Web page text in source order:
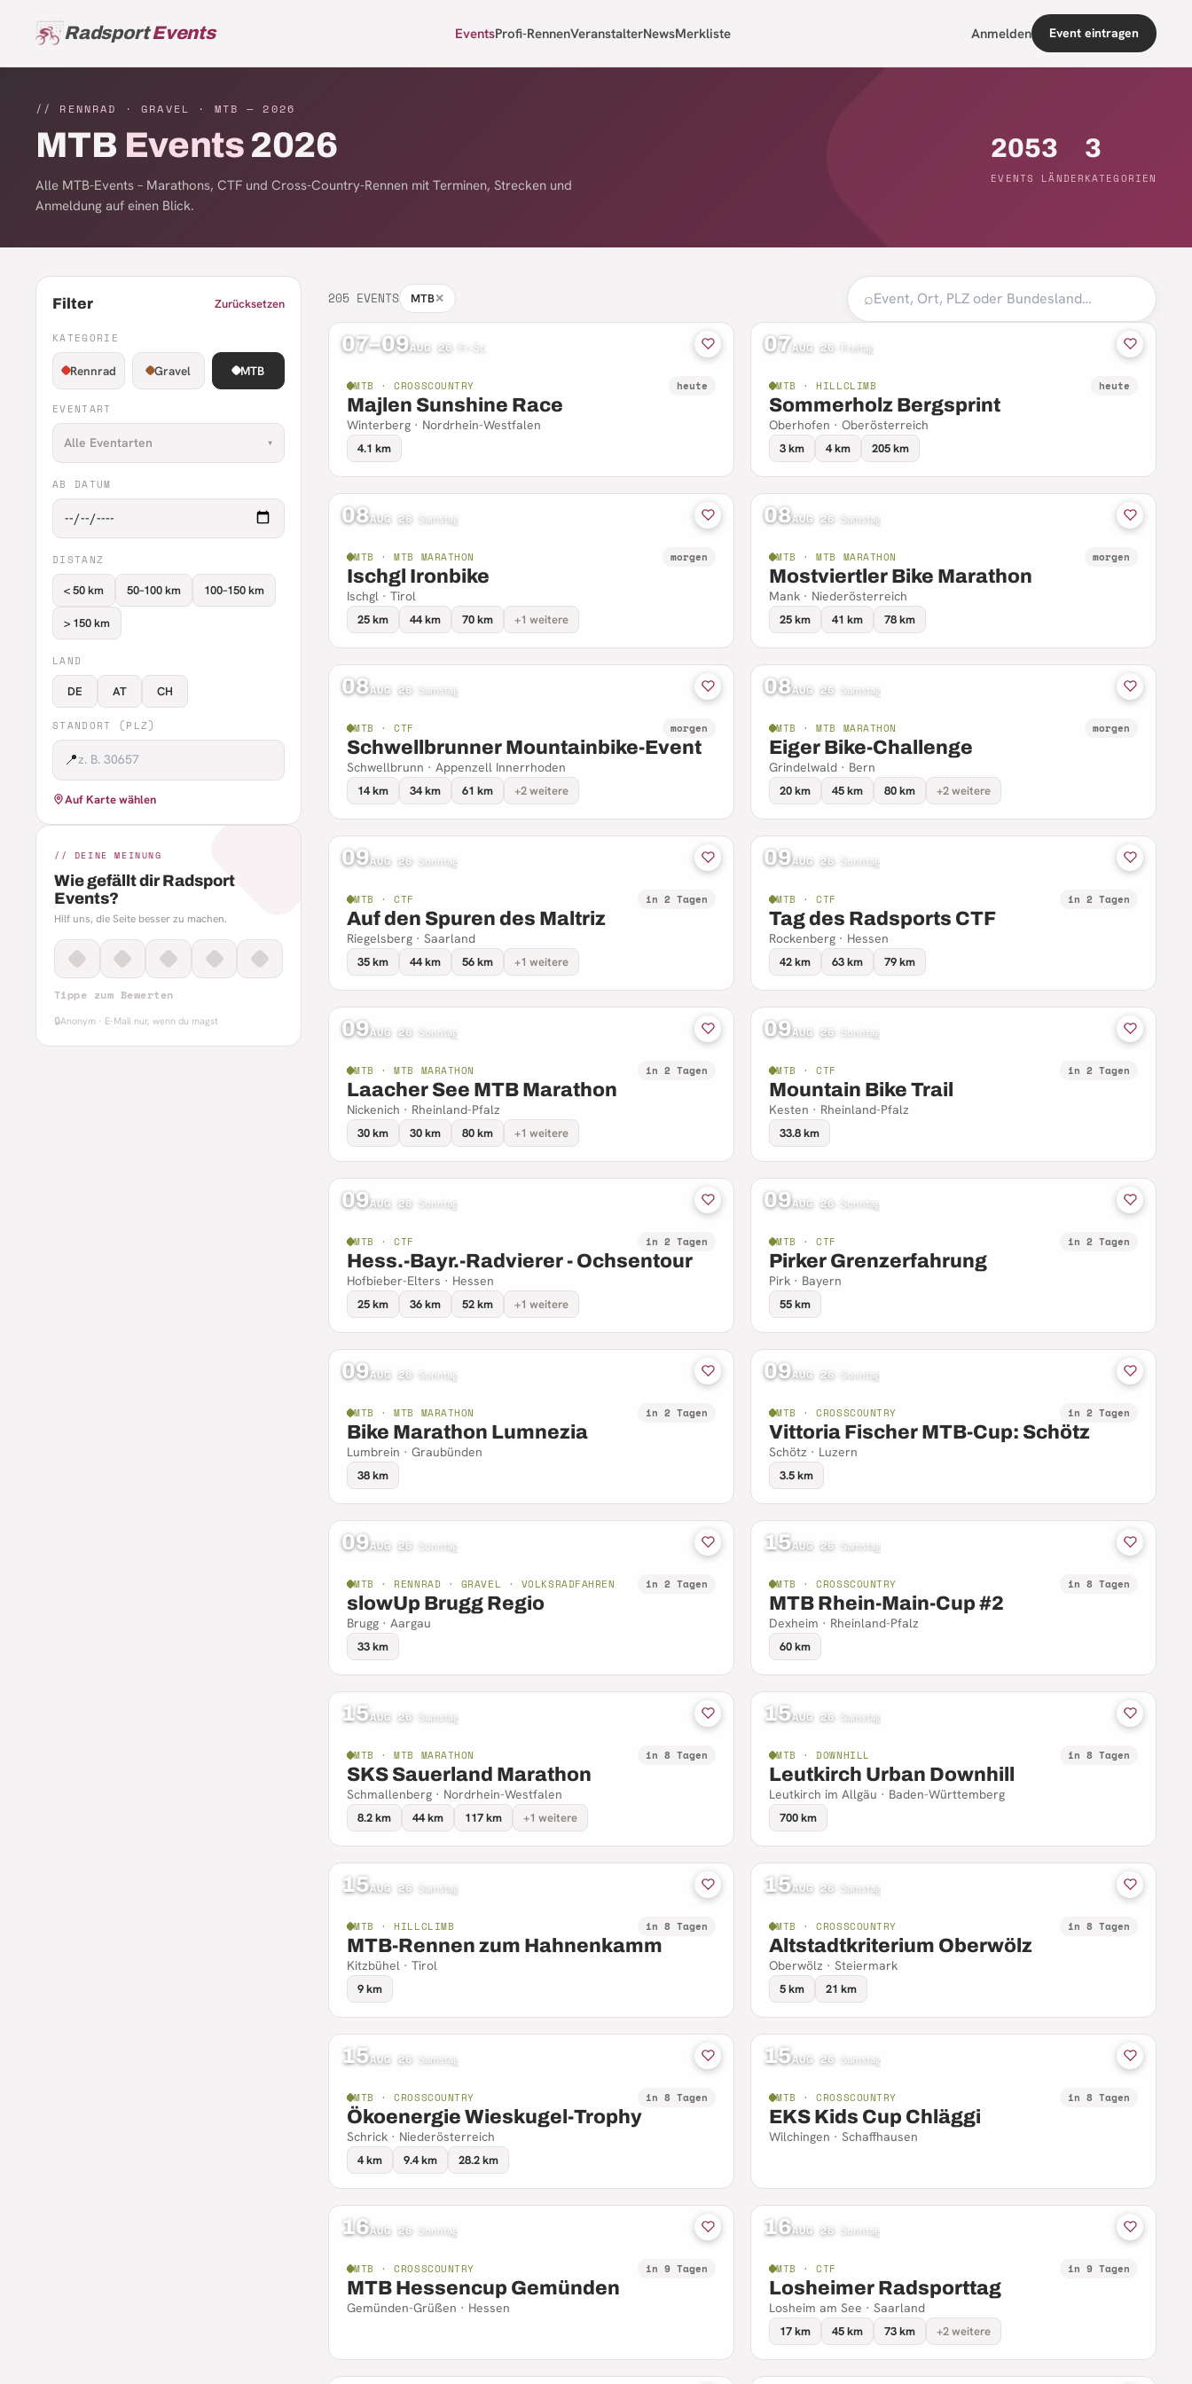
RadsportEvents EventsProfi-RennenVeranstalterNewsMerkliste Anmelden Event eintragen
// RENNRAD · GRAVEL · MTB —2026
MTB Events 2026
Alle MTB-Events – Marathons, CTF und Cross-Country-Rennen mit Terminen, Strecken und
Anmeldung auf einen Blick.
205
EVENTS
3
LÄNDER
3
KATEGORIEN
Filter Zurücksetzen
KATEGORIE
Rennrad Gravel MTB
EVENTART
Alle Eventarten ▾
AB DATUM
DISTANZ
< 50 km 50–100 km 100–150 km
> 150 km
LAND
DE AT CH
STANDORT (PLZ)
📍
Auf Karte wählen
// DEINE MEINUNG
Wie gefällt dir Radsport
Events?
Hilf uns, die Seite besser zu machen.
Tippe zum Bewerten
🔒Anonym · E-Mail nur, wenn du magst
205 EVENTS MTB✕ ⌕
07–09AUG 26· Fr–So
MTB · CROSSCOUNTRY heute
Majlen Sunshine Race
Winterberg · Nordrhein-Westfalen
4.1 km
07AUG 26· Freitag
MTB · HILLCLIMB heute
Sommerholz Bergsprint
Oberhofen · Oberösterreich
3 km 4 km 205 km
08AUG 26· Samstag
MTB · MTB MARATHON morgen
Ischgl Ironbike
Ischgl · Tirol
25 km 44 km 70 km +1 weitere
08AUG 26· Samstag
MTB · MTB MARATHON morgen
Mostviertler Bike Marathon
Mank · Niederösterreich
25 km 41 km 78 km
08AUG 26· Samstag
MTB · CTF morgen
Schwellbrunner Mountainbike-Event
Schwellbrunn · Appenzell Innerrhoden
14 km 34 km 61 km +2 weitere
08AUG 26· Samstag
MTB · MTB MARATHON morgen
Eiger Bike-Challenge
Grindelwald · Bern
20 km 45 km 80 km +2 weitere
09AUG 26· Sonntag
MTB · CTF in 2 Tagen
Auf den Spuren des Maltriz
Riegelsberg · Saarland
35 km 44 km 56 km +1 weitere
09AUG 26· Sonntag
MTB · CTF in 2 Tagen
Tag des Radsports CTF
Rockenberg · Hessen
42 km 63 km 79 km
09AUG 26· Sonntag
MTB · MTB MARATHON in 2 Tagen
Laacher See MTB Marathon
Nickenich · Rheinland-Pfalz
30 km 30 km 80 km +1 weitere
09AUG 26· Sonntag
MTB · CTF in 2 Tagen
Mountain Bike Trail
Kesten · Rheinland-Pfalz
33.8 km
09AUG 26· Sonntag
MTB · CTF in 2 Tagen
Hess.-Bayr.-Radvierer - Ochsentour
Hofbieber-Elters · Hessen
25 km 36 km 52 km +1 weitere
09AUG 26· Sonntag
MTB · CTF in 2 Tagen
Pirker Grenzerfahrung
Pirk · Bayern
55 km
09AUG 26· Sonntag
MTB · MTB MARATHON in 2 Tagen
Bike Marathon Lumnezia
Lumbrein · Graubünden
38 km
09AUG 26· Sonntag
MTB · CROSSCOUNTRY in 2 Tagen
Vittoria Fischer MTB-Cup: Schötz
Schötz · Luzern
3.5 km
09AUG 26· Sonntag
MTB · RENNRAD · GRAVEL · VOLKSRADFAHREN in 2 Tagen
slowUp Brugg Regio
Brugg · Aargau
33 km
15AUG 26· Samstag
MTB · CROSSCOUNTRY in 8 Tagen
MTB Rhein-Main-Cup #2
Dexheim · Rheinland-Pfalz
60 km
15AUG 26· Samstag
MTB · MTB MARATHON in 8 Tagen
SKS Sauerland Marathon
Schmallenberg · Nordrhein-Westfalen
8.2 km 44 km 117 km +1 weitere
15AUG 26· Samstag
MTB · DOWNHILL in 8 Tagen
Leutkirch Urban Downhill
Leutkirch im Allgäu · Baden-Württemberg
700 km
15AUG 26· Samstag
MTB · HILLCLIMB in 8 Tagen
MTB-Rennen zum Hahnenkamm
Kitzbühel · Tirol
9 km
15AUG 26· Samstag
MTB · CROSSCOUNTRY in 8 Tagen
Altstadtkriterium Oberwölz
Oberwölz · Steiermark
5 km 21 km
15AUG 26· Samstag
MTB · CROSSCOUNTRY in 8 Tagen
Ökoenergie Wieskugel-Trophy
Schrick · Niederösterreich
4 km 9.4 km 28.2 km
15AUG 26· Samstag
MTB · CROSSCOUNTRY in 8 Tagen
EKS Kids Cup Chläggi
Wilchingen · Schaffhausen
16AUG 26· Sonntag
MTB · CROSSCOUNTRY in 9 Tagen
MTB Hessencup Gemünden
Gemünden-Grüßen · Hessen
16AUG 26· Sonntag
MTB · CTF in 9 Tagen
Losheimer Radsporttag
Losheim am See · Saarland
17 km 45 km 73 km +2 weitere